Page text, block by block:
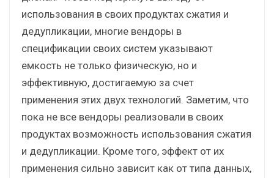
использования в своих продуктах сжатия и
дедупликации, многие вендоры в
спецификации своих систем указывают
емкость не только физическую, но и
эффективную, достигаемую за счет
применения этих двух технологий. Заметим, что
пока не все вендоры реализовали в своих
продуктах возможность использования сжатия
и дедупликации. Кроме того, эффект от их
применения сильно зависит как от типа данных,